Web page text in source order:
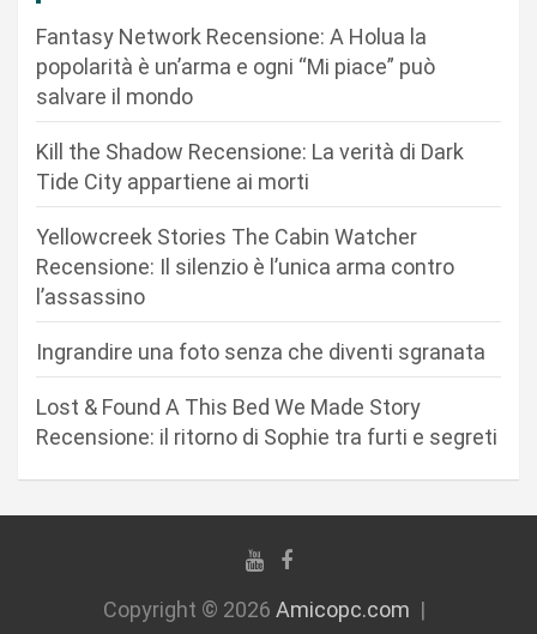
i
Fantasy Network Recensione: A Holua la
popolarità è un’arma e ogni “Mi piace” può
salvare il mondo
Kill the Shadow Recensione: La verità di Dark
Tide City appartiene ai morti
Yellowcreek Stories The Cabin Watcher
Recensione: Il silenzio è l’unica arma contro
l’assassino
Ingrandire una foto senza che diventi sgranata
Lost & Found A This Bed We Made Story
Recensione: il ritorno di Sophie tra furti e segreti
Copyright © 2026 Amicopc.com